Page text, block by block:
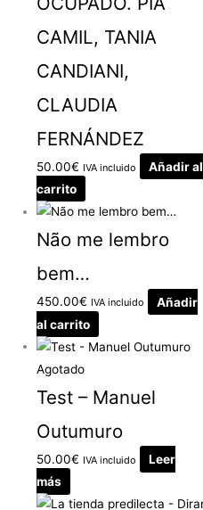
CAMIL, TANIA
CANDIANI,
CLAUDIA
FERNÁNDEZ
50.00€ IVA incluido
Añadir al
carrito
Não me lembro
bem…
450.00€ IVA incluido
Añadir
al carrito
Agotado
Test – Manuel
Outumuro
50.00€ IVA incluido
Leer
más